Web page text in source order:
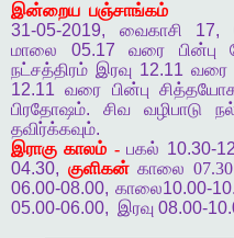
இன்றைய பஞ்சாங்கம்
31-05-2019, வைகாசி 17,
மாலை 05.17 வரை பின்பு
நட்சத்திரம் இரவு 12.11வரை
12.11வரை பின்பு
பிரதோஷம். சிவ வழிபாடு
தவிர்க்கவும்.
இராகு காலம் - பகல் 10.30-
04.30, குளிகன்காலை 07.30
06.00-08.00, காலை10.00-
05.00-06.00, இரவு 08.00-